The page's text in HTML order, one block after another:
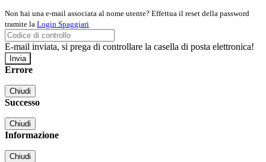
Non hai una e-mail associata al nome utente? Effettua il reset della password
tramite la Login Spaggiari
E-mail inviata, si prega di controllare la casella di posta elettronica!
Errore
Chiudi
Successo
Chiudi
Informazione
Chiudi